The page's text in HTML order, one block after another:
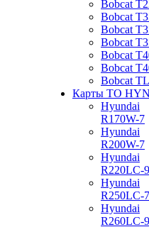
Bobcat
Bobcat
Bobcat
Bobcat
Bobcat
Bobcat
Bobcat
Карты ТО
Hyundai
R170W-7
Hyundai
R200W-7
Hyundai
R220LC-
Hyundai
R250LC-7
Hyundai
R260LC-